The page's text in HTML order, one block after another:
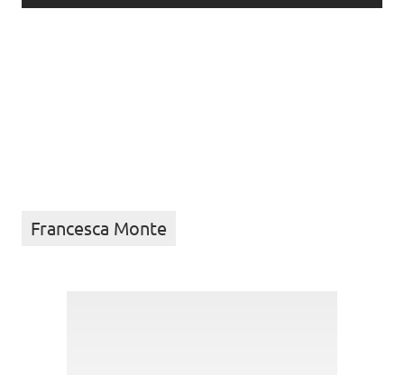
Francesca Monte